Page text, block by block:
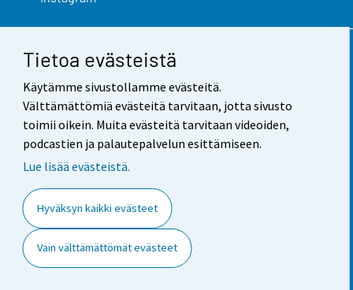
Tietoa evästeistä
Käytämme sivustollamme evästeitä.
Välttämättömiä evästeitä tarvitaan, jotta sivusto
toimii oikein. Muita evästeitä tarvitaan videoiden,
podcastien ja palautepalvelun esittämiseen.
Lue lisää evästeistä.
Hyväksyn kaikki evästeet
Vain välttämättömät evästeet
Yhteystiedot
Palaute
Käyttöehdot
Saavutettavuus
Tietoa sivustosta
Evästeasetukset